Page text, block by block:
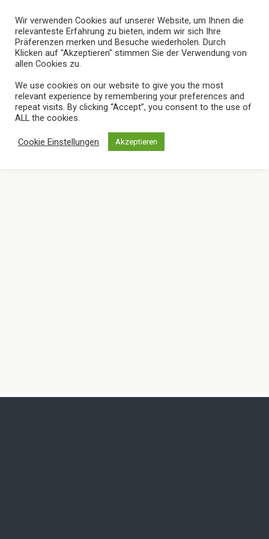
« vorherige in Galerie nächste in Galerie »
Wir verwenden Cookies auf unserer Website, um Ihnen die
relevanteste Erfahrung zu bieten, indem wir sich Ihre
Präferenzen merken und Besuche wiederholen. Durch
Klicken auf "Akzeptieren" stimmen Sie der Verwendung von
allen Cookies zu.
We use cookies on our website to give you the most
relevant experience by remembering your preferences and
repeat visits. By clicking “Accept”, you consent to the use of
ALL the cookies.
Cookie Einstellungen Akzeptieren